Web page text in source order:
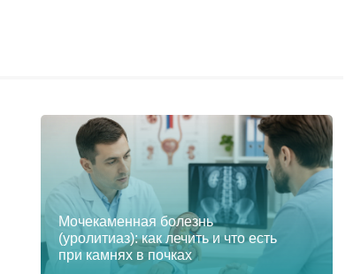
Мочекаменная болезнь
(уролитиаз): как лечить и что есть
при камнях в почках